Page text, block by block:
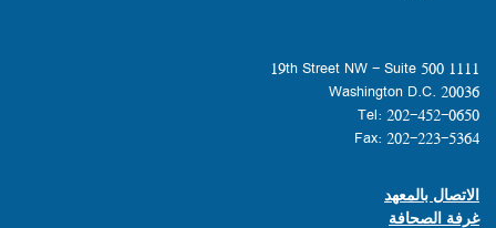
1111 19th Street NW - Suite 500
Washington D.C. 20036
Tel: 202-452-0650
Fax: 202-223-5364
Footer contact links
الاتصال بالمعهد
غرفة الصحافة